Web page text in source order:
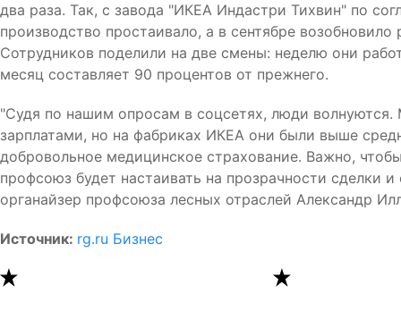
два раза. Так, с завода "ИКЕА Индастри Тихвин" по
производство простаивало, а в сентябре
Сотрудников поделили на две смены: неделю они
месяц составляет 90 процентов от прежнего.
"Судя по нашим опросам в соцсетях, люди
зарплатами, но на фабриках ИКЕА они были выше
добровольное медицинское страхование. Важно,
профсоюз будет настаивать на прозрачности сделки
органайзер профсоюза лесных отраслей Александр
Источник: rg.ru Бизнес